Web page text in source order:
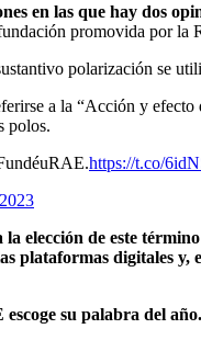
en las que hay dos
promovida por la
polarización se
a la “Acción y
polos.
https://t.co/
elección de este
plataformas digitales
su palabra del año.